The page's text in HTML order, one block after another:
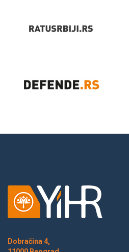
Dobračina 4,